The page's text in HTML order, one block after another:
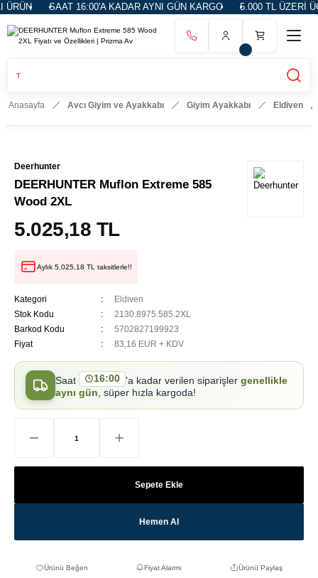
SAAT 16:00'A KADAR AYNI GÜN KARGO 5.000 TL ÜZERİ
Anasayfa Avcı Giyim ve Ayakkabı Giyim Ayakkabı Eldiven
Deerhunter
DEERHUNTER Muflon Extreme 585
Wood 2XL
5.025,18 TL
Aylık 5.025,18 TL taksitlerle!!
Kategori
Eldiven
Stok Kodu
2130.8975.585.2XL
Barkod Kodu
5702827199923
Fiyat
83,16 EUR + KDV
Saat 16:00 'a kadar verilen siparişler genellikle
aynı gün, süper hızla kargoda!
Sepete Ekle
Hemen Al
Fiyat Alarmı Ürünü Paylaş